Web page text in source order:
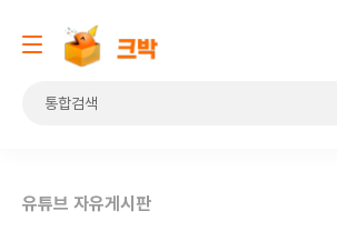
유튜브 자유게시판